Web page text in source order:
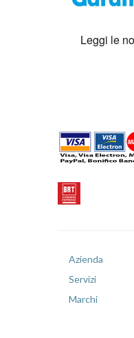
Azienda
Servizi
Marchi